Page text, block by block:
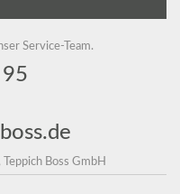
Service-Team.
Boss GmbH